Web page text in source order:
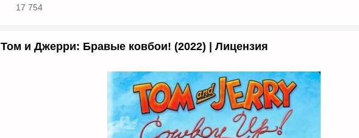
17 754
Том и Джерри: Бравые ковбои! (2022) | Лицензия